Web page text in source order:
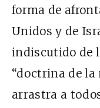
forma de
Unidos y de
indiscutido de
“doctrina de
arrastra a